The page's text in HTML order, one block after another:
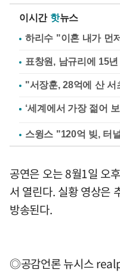
이시간 핫뉴스
하리수 "이혼 내가 먼
표창원, 남규리에 15
"서장훈, 28억에 산
스윙스 "120억 빚, 터
공연은 오는 8월1일 오
서 열린다. 실황 영상은
방송된다.
◎공감언론 뉴시스